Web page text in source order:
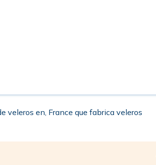
veleros en, France que fabrica veleros